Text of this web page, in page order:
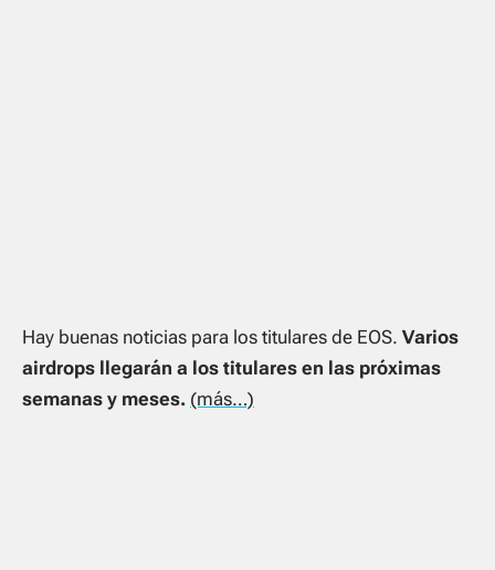
Hay buenas noticias para los titulares de EOS. Varios
airdrops llegarán a los titulares en las próximas
semanas y meses. (más…)